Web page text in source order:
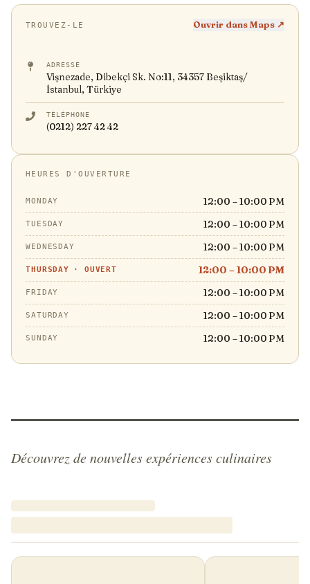
TROUVEZ-LE Ouvrir dans Maps ↗
ADRESSE
Vişnezade, Dibekçi Sk. No:11, 34357 Beşiktaş/
İstanbul, Türkiye
TÉLÉPHONE
(0212) 227 42 42
HEURES D'OUVERTURE
MONDAY 12:00 – 10:00 PM
TUESDAY 12:00 – 10:00 PM
WEDNESDAY 12:00 – 10:00 PM
THURSDAY · OUVERT 12:00 – 10:00 PM
FRIDAY 12:00 – 10:00 PM
SATURDAY 12:00 – 10:00 PM
SUNDAY 12:00 – 10:00 PM
Découvrez de nouvelles expériences culinaires